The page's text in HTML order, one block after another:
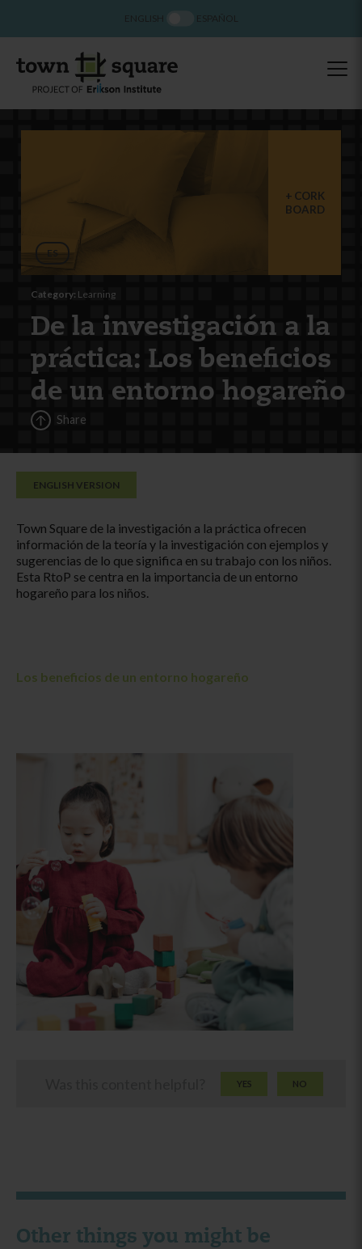
CORK
BOARD
ES
Category: Learning
De la investigación a la
práctica: Los beneficios
de un entorno hogareño
Share
ENGLISH VERSION
Town Square de la investigación a la práctica ofrecen
información de la teoría y la investigación con ejemplos y
sugerencias de lo que significa en su trabajo con los niños.
Esta RtoP se centra en la importancia de un entorno
hogareño para los niños.
Los beneficios de un entorno hogareño
YES NO
Other things you might be
ENGLISH ESPAÑOL